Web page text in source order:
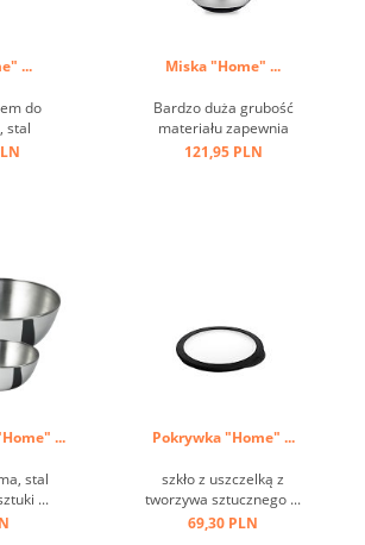
...
do
stal
...
Miska "Home" ...
Bardzo duża grubość
materiału zapewnia
optymalną stabilność i
121,95 PLN
...
stal
...
Pokrywka "Home" ...
szkło z uszczelką z
tworzywa sztucznego ...
69,30 PLN